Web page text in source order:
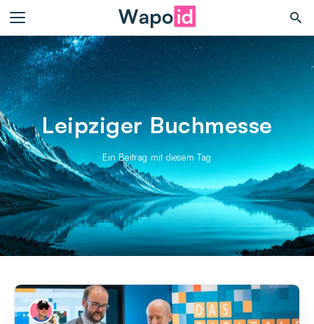
Leipziger Buchmesse
Ein Beitrag mit diesem Tag